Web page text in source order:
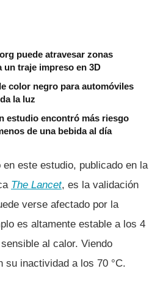
puede atravesar zonas
un traje impreso en 3D
color negro para automóviles
la luz
estudio encontró más riesgo
de una bebida al día
este estudio, publicado en la
The Lancet, es la validación
verse afectado por la
es altamente estable a los 4
al calor. Viendo
su inactividad a los 70 °C.